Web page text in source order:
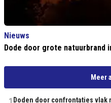
Nieuws
Dode door grote natuurbrand
Meer
Doden door confrontaties